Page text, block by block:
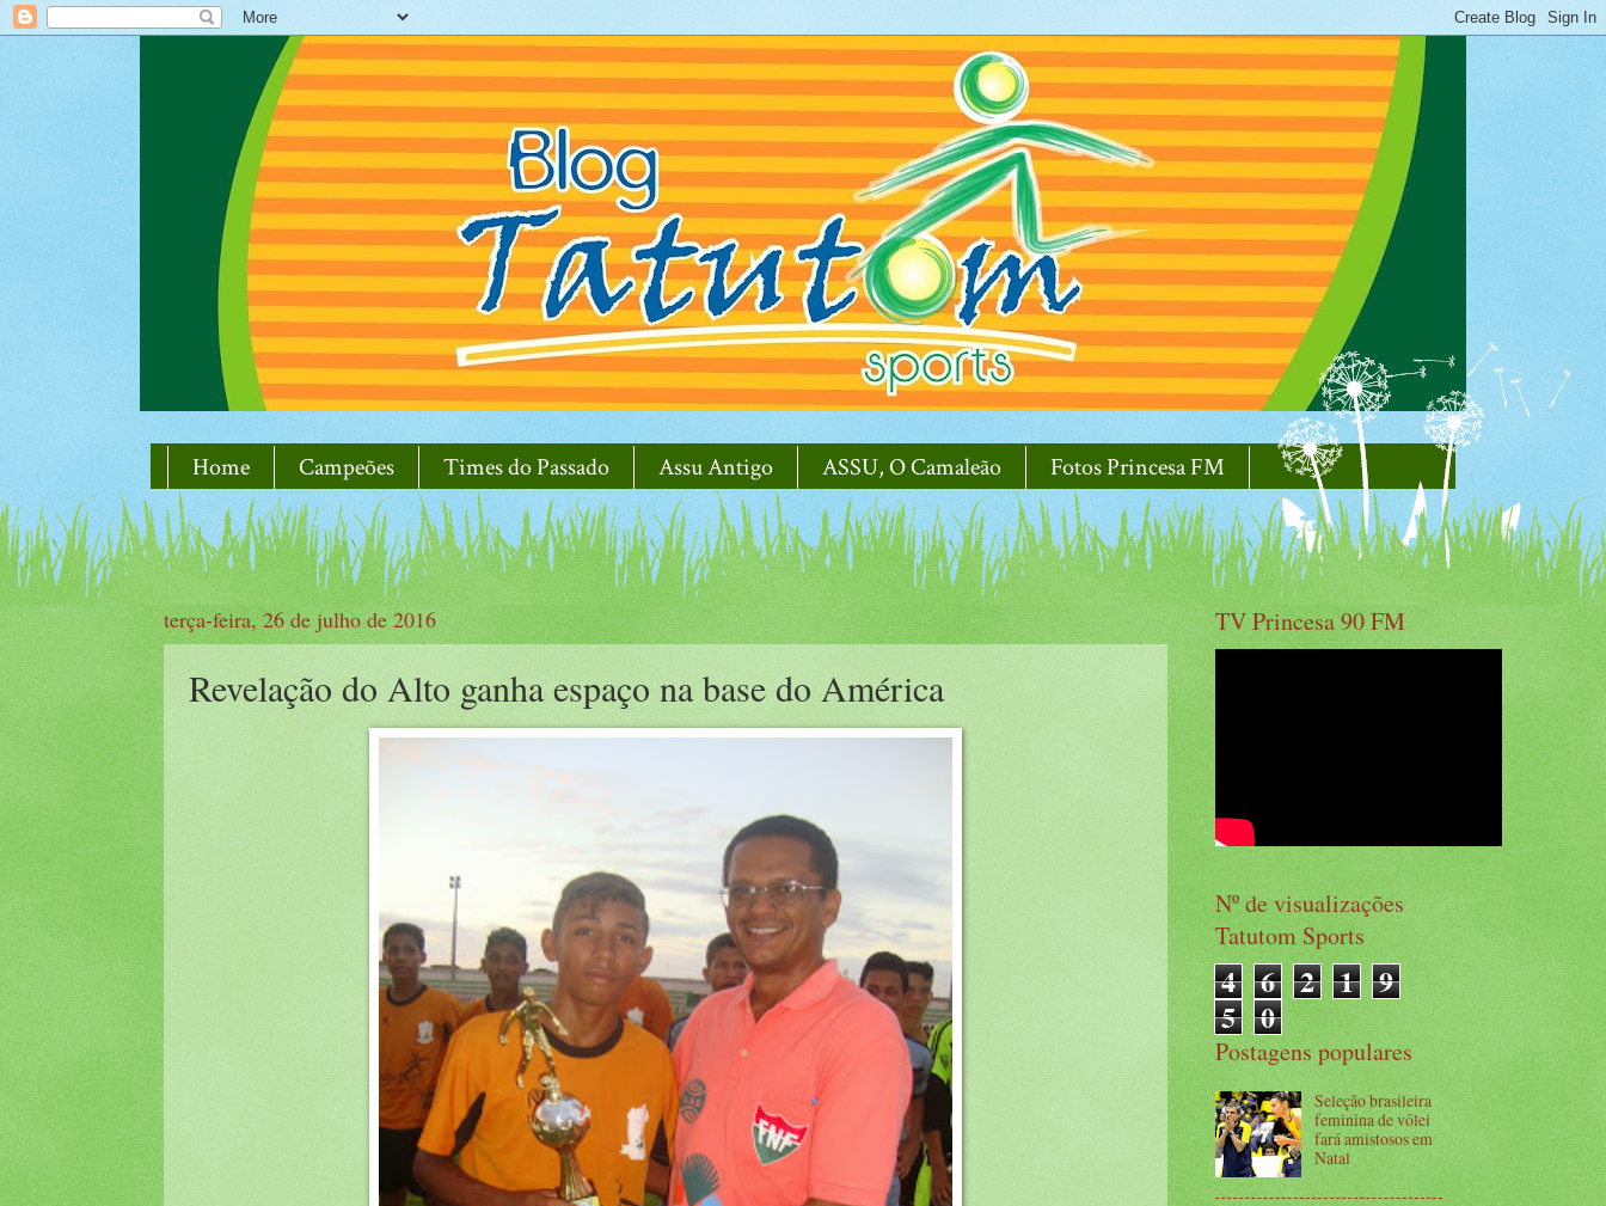
Home Campeões Times do Passado Assu Antigo ASSU, O Camaleão Fotos Princesa FM
terça-feira, 26 de julho de 2016
Revelação do Alto ganha espaço na base do América
TV Princesa 90 FM
Nº de visualizações
Tatutom Sports
4 6 2 1 9
5 0
Postagens populares
Seleção brasileira
feminina de vôlei
fará amistosos em
Natal